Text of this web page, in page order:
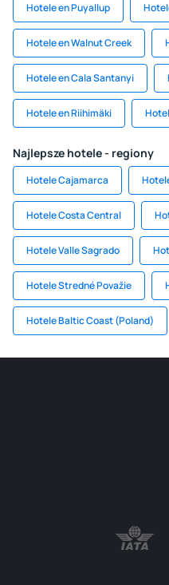
Hotele en Puyallup
Hotele en Walnut Creek
Hotele en Cala Santanyi
Hotele en Riihimäki
Najlepsze hotele - regiony
Hotele Cajamarca
Hotele Costa Central
Hotele Valle Sagrado
Hotele Stredné Považie
Hotele Baltic Coast (Poland)